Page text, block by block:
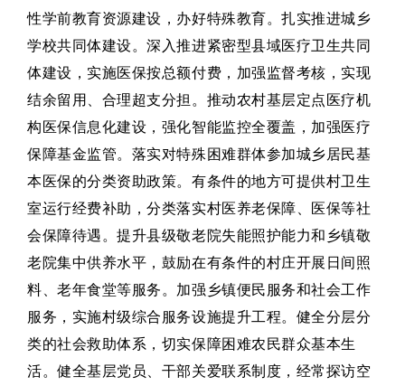
性学前教育资源建设，办好特殊教育。扎实推进城乡
学校共同体建设。深入推进紧密型县域医疗卫生共同
体建设，实施医保按总额付费，加强监督考核，实现
结余留用、合理超支分担。推动农村基层定点医疗机
构医保信息化建设，强化智能监控全覆盖，加强医疗
保障基金监管。落实对特殊困难群体参加城乡居民基
本医保的分类资助政策。有条件的地方可提供村卫生
室运行经费补助，分类落实村医养老保障、医保等社
会保障待遇。提升县级敬老院失能照护能力和乡镇敬
老院集中供养水平，鼓励在有条件的村庄开展日间照
料、老年食堂等服务。加强乡镇便民服务和社会工作
服务，实施村级综合服务设施提升工程。健全分层分
类的社会救助体系，切实保障困难农民群众基本生
活。健全基层党员、干部关爱联系制度，经常探访空